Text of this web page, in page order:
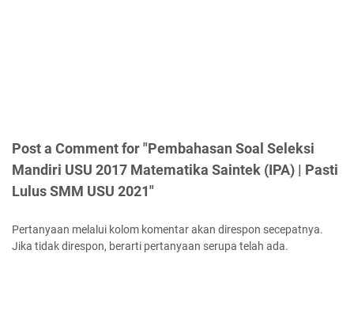
Post a Comment for "Pembahasan Soal Seleksi
Mandiri USU 2017 Matematika Saintek (IPA) | Pasti
Lulus SMM USU 2021"
Pertanyaan melalui kolom komentar akan direspon secepatnya.
Jika tidak direspon, berarti pertanyaan serupa telah ada.